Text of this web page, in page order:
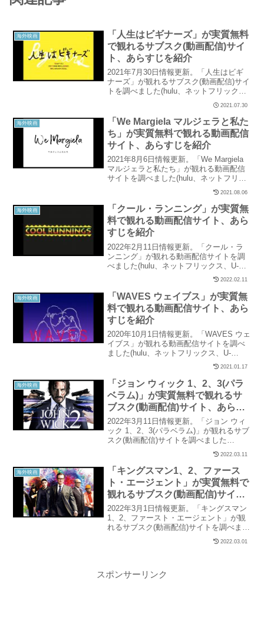
海外映画
「人生はビギナーズ」が実質無料
で観れるサブスク(動画配信)サイ
ト、あらすじを紹介
2021年7月30日情報更新。「人生はビギ
ナーズ」が観れるサブスク(動画配信)サイ
トを調べました(hulu、ネットフリック
ス、U-NEXT、パラビ、ユーチューブ、ア
マゾンなど15社を調査)。当記事では「人
生はビギナーズ」の配信状況と、実質無
料で観れるサイトを紹介しています。
2021.07.30
海外映画
「We Margiela マルジェラと私た
ち」が実質無料で観れる動画配信
サイト、あらすじを紹介
2021年8月6日情報更新。「We Margiela
マルジェラと私たち」が観れる動画配信
サイトを調べました(hulu、ネットフリッ
クス、U-NEXT、パラビ、ユーチューブ、
アマゾンなど15社を調査)。当記事では
「We Margiela マルジェラと私たち」の
配信状況と、実質無料で観れるサイトを
紹介しています。
2021.08.06
海外映画
「クール・ランニング」が実質無
料で観れる動画配信サイト、あら
すじを紹介
2022年2月11日情報更新。「クール・ラ
ンニング」が観れる動画配信サイトを調
べました(hulu、ネットフリックス、U-
NEXT、パラビ、ユーチューブ、アマゾン
など15社を調査)。当記事では「クール・
ランニング」の配信状況と、実質無料で
観れるサイトを紹介しています。
2022.02.11
海外映画
「WAVES ウェイブス」が実質無
料で観れる動画配信サイト、あら
すじを紹介
2020年10月1日情報更新。「WAVES ウェ
イブス」が観れる動画配信サイトを調べ
ました(hulu、ネットフリックス、U-
NEXT、パラビ、ユーチューブ、アマゾン
など15社を調査)。当記事では「WAVES
ウェイブス」の配信状況と、実質無料で
観れるサイトを紹介しています。
2021.01.17
海外映画
「ジョン ウィック 1、2、3(パラ
ベラム)」が実質無料で観れるサ
ブスク(動画配信)サイト、あらす
じを紹介
2022年3月11日情報更新。「ジョン ウィ
ック 1、2、3(パラベラム)」が観れるサブ
スク(動画配信)サイトを調べました
(hulu、ネットフリックス、U-NEXT、パ
ラビ、ユーチューブ、アマゾンなど15社
を調査)。当記事では「ジョン ウィック
1、2、3(パラベラム)」の配信状況と、実
質無料で観れるサイトを紹介していま
す。
2022.03.11
海外映画
「キングスマン1、2、ファース
ト・エージェント」が実質無料で
観れるサブスク(動画配信)サイ
ト、あらすじを紹介
2022年3月1日情報更新。「キングスマン
1、2、ファースト・エージェント」が観
れるサブスク(動画配信)サイトを調べまし
た(hulu、ネットフリックス、U-NEXT、
パラビ、ユーチューブ、アマゾンなど15
信状況と、実質無料で観れるサイトを紹
2022.03.01
スポンサーリンク